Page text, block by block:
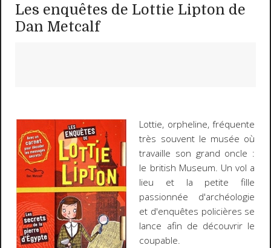
Les enquêtes de Lottie Lipton de
Dan Metcalf
Lottie, orpheline, fréquente
très souvent le musée où
travaille son grand oncle :
le british Museum. Un vol a
lieu et la petite fille
passionnée d'archéologie
et d'enquêtes policières se
lance afin de découvrir le
coupable.